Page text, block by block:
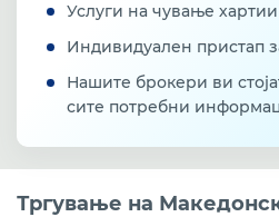
Услуги на чување
Индивидуален пристап
Нашите брокери ви
сите потребни
Тргување на